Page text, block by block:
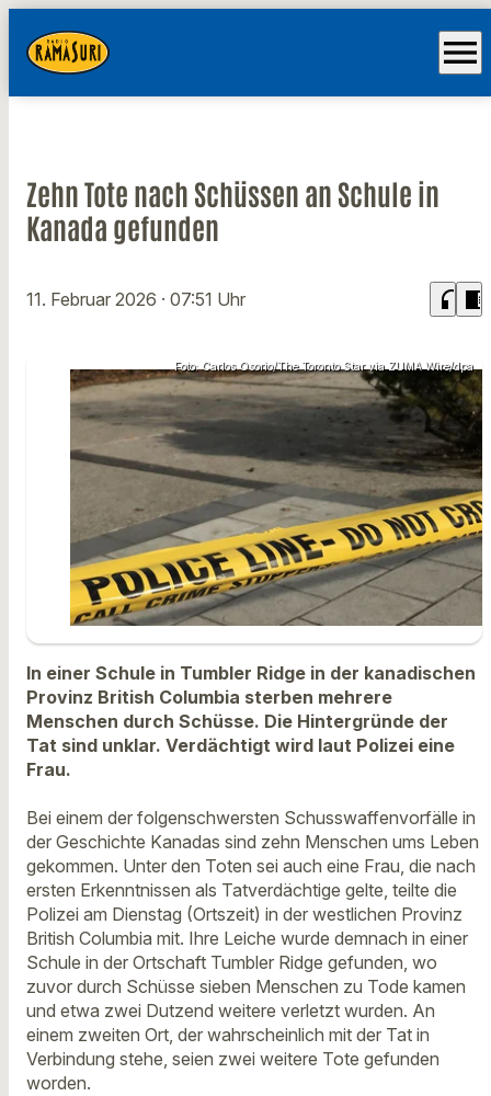
menu
Zehn Tote nach Schüssen an Schule in
Kanada gefunden
11. Februar 2026 · 07:51 Uhr headphones chrome_reader_mode
Foto: Carlos Osorio/The Toronto Star via ZUMA Wire/dpa
In einer Schule in Tumbler Ridge in der kanadischen
Provinz British Columbia sterben mehrere
Menschen durch Schüsse. Die Hintergründe der
Tat sind unklar. Verdächtigt wird laut Polizei eine
Frau.
Bei einem der folgenschwersten Schusswaffenvorfälle in
der Geschichte Kanadas sind zehn Menschen ums Leben
gekommen. Unter den Toten sei auch eine Frau, die nach
ersten Erkenntnissen als Tatverdächtige gelte, teilte die
Polizei am Dienstag (Ortszeit) in der westlichen Provinz
British Columbia mit. Ihre Leiche wurde demnach in einer
Schule in der Ortschaft Tumbler Ridge gefunden, wo
zuvor durch Schüsse sieben Menschen zu Tode kamen
und etwa zwei Dutzend weitere verletzt wurden. An
einem zweiten Ort, der wahrscheinlich mit der Tat in
Verbindung stehe, seien zwei weitere Tote gefunden
worden.